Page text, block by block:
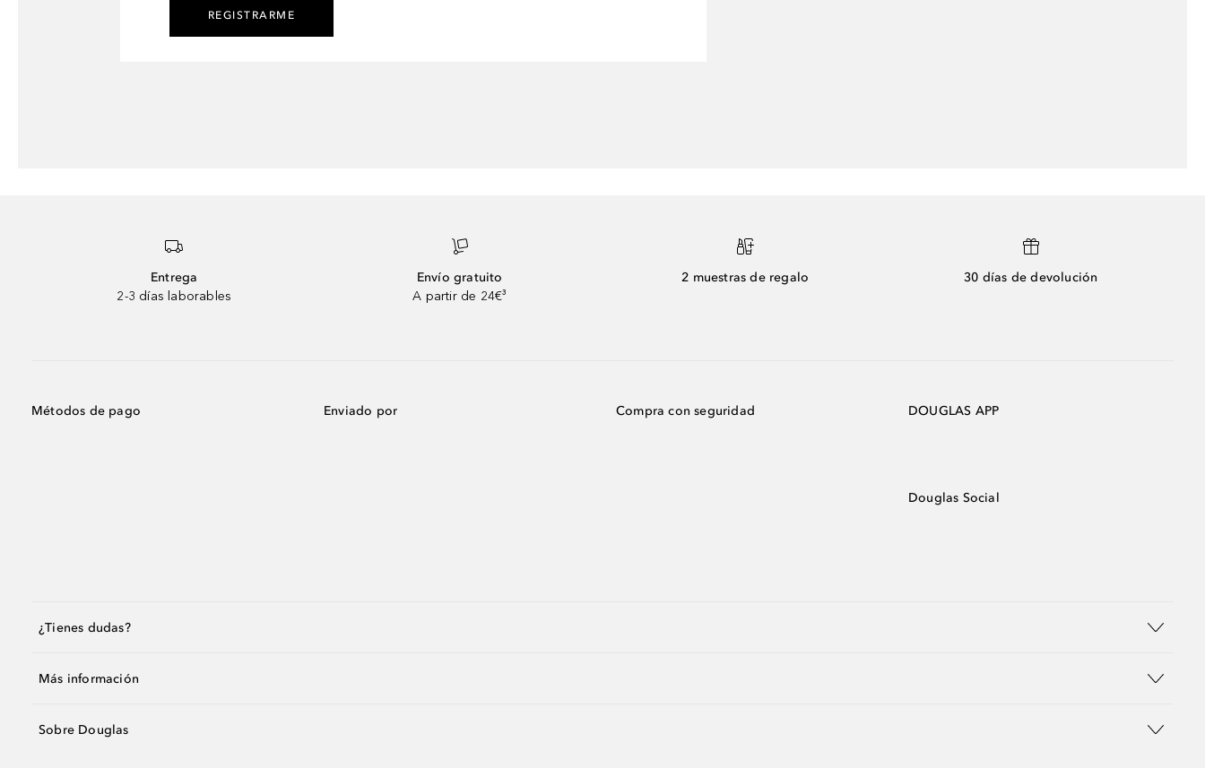
REGISTRARME
Entrega
2-3 días laborables
Envío gratuito
A partir de 24€³
2 muestras de regalo 30 días de devolución
Métodos de pago Enviado por Compra con seguridad DOUGLAS APP
Douglas Social
¿Tienes dudas?
Más información
Sobre Douglas